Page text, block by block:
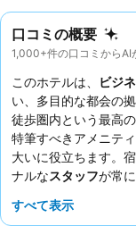
口コミの概要
1,000+件の口コミからAI
このホテルは、 ビジ
い、多目的な都会の拠
徒歩圏内という最高
特筆すべきアメニテ
大いに役立ちます。
ナルなスタッフが常
は、庭園に面した部
すべて表示